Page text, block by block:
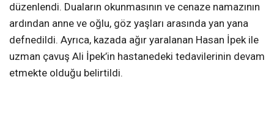
düzenlendi. Duaların okunmasının ve cenaze namazının
ardından anne ve oğlu, göz yaşları arasında yan yana
defnedildi. Ayrıca, kazada ağır yaralanan Hasan İpek ile
uzman çavuş Ali İpek’in hastanedeki tedavilerinin devam
etmekte olduğu belirtildi.